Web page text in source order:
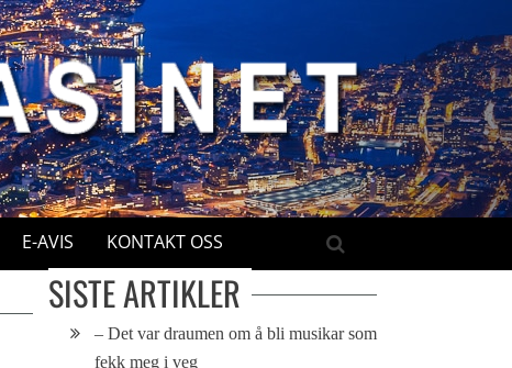
E-AVIS KONTAKT OSS
SISTE ARTIKLER
– Det var draumen om å bli musikar som
fekk meg i veg